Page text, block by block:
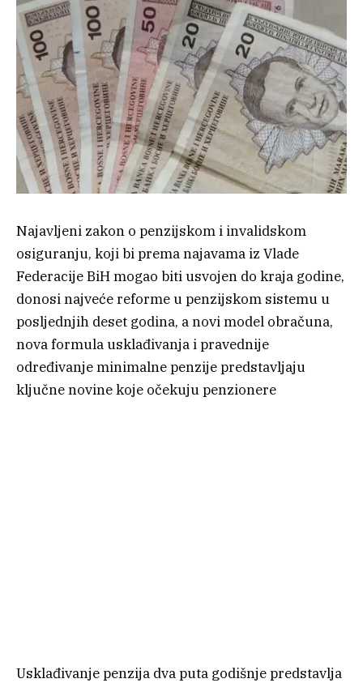
Najavljeni zakon o penzijskom i invalidskom
osiguranju, koji bi prema najavama iz Vlade
Federacije BiH mogao biti usvojen do kraja godine,
donosi najveće reforme u penzijskom sistemu u
posljednjih deset godina, a novi model obračuna,
nova formula usklađivanja i pravednije
određivanje minimalne penzije predstavljaju
ključne novine koje očekuju penzionere
Usklađivanje penzija dva puta godišnje predstavlja